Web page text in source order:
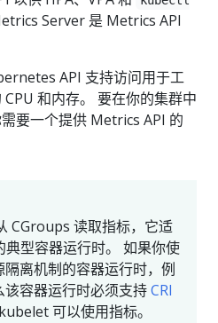
Server 是 Metrics API
API 支持访问用于工
和内存。 要在你的集群中
要一个提供 Metrics API 的
CGroups 读取指标，它适
典型容器运行时。 如果你使
隔离机制的容器运行时，例
容器运行时必须支持CRI
可以使用指标。